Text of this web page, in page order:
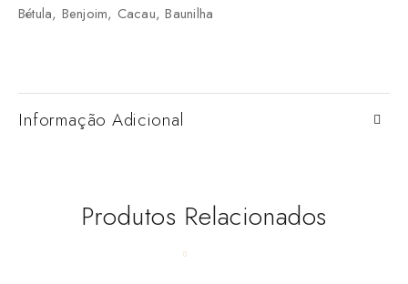
Bétula, Benjoim, Cacau, Baunilha
Informação Adicional
Produtos Relacionados